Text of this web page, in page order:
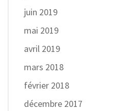
juin 2019
mai 2019
avril 2019
mars 2018
février 2018
décembre 2017